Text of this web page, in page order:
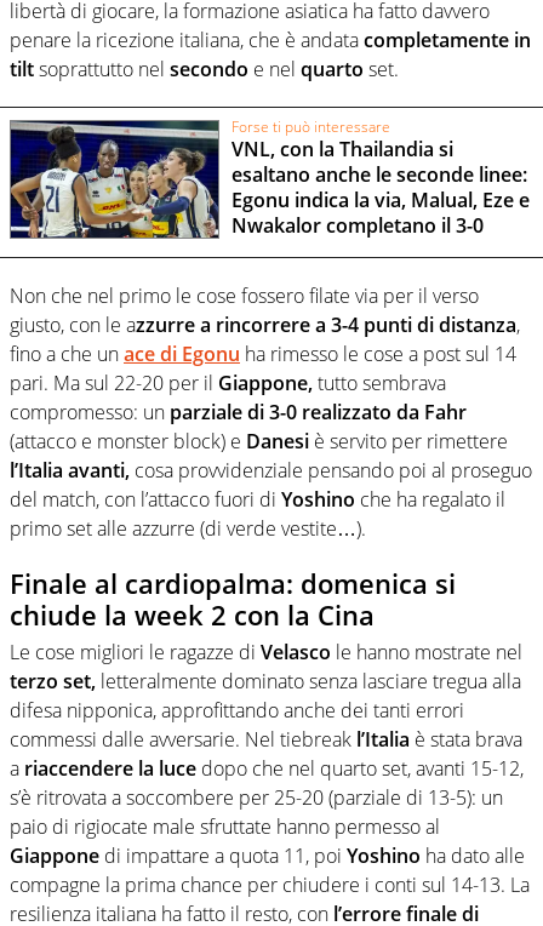
libertà di giocare, la formazione asiatica ha fatto davvero
penare la ricezione italiana, che è andatacompletamente in
tiltsoprattutto nel secondo e nel quarto set.
Forse ti può interessare
VNL, con la Thailandia si
esaltano anche le seconde linee:
Egonu indica la via, Malual, Eze e
Nwakalor completano il 3-0
Non che nel primo le cose fossero filate via per il verso
giusto, con le azzurre a rincorrere a 3-4 punti di distanza,
fino a che unace di Egonu ha rimesso le cose a post sul 14
pari. Ma sul 22-20 per il Giappone,tutto sembrava
compromesso: un parziale di 3-0 realizzato da Fahr
(attacco e monster block) e Danesi è servito per rimettere
l’Italia avanti, cosa provvidenziale pensando poi al proseguo
del match, con l’attacco fuori di Yoshino che ha regalato il
primo set alle azzurre (di verde vestite…).
Finale al cardiopalma: domenica si
chiude la week 2 con la Cina
Le cose migliori le ragazze di Velasco le hanno mostrate nel
terzo set, letteralmente dominato senza lasciare tregua alla
difesa nipponica, approfittando anche dei tanti errori
commessi dalle avversarie. Nel tiebreak l’Italia è stata brava
a riaccendere la luce dopo che nel quarto set, avanti 15-12,
s’è ritrovata a soccombere per 25-20 (parziale di 13-5): un
paio di rigiocate male sfruttate hanno permesso al
Giappone di impattare a quota 11, poi Yoshino ha dato alle
compagne la prima chance per chiudere i conti sul 14-13. La
resilienza italiana ha fatto il resto, con l’errore finale di